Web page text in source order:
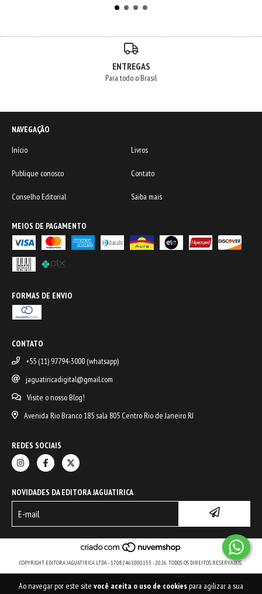
Ao navegar por este site você aceita o uso de cookiespara agilizar a sua
ENTREGAS
Para todo o Brasil
NAVEGAÇÃO
Início
Livros
Publique conosco Contato
Conselho Editorial Saiba mais
MEIOS DE PAGAMENTO
FORMAS DE ENVIO
CONTATO
+55 (11) 97794-3000 (whatsapp)
jaguatiricadigital@gmail.com
Visite o nosso Blog!
Avenida Rio Branco 185 sala 805 Centro Rio de Janeiro RJ
REDES SOCIAIS
NOVIDADES DA EDITORA JAGUATIRICA
COPYRIGHT EDITORA JAGUATIRICA LTDA - 17082461000153 - 2026. TODOS OS DIREITOS RESERVADOS.